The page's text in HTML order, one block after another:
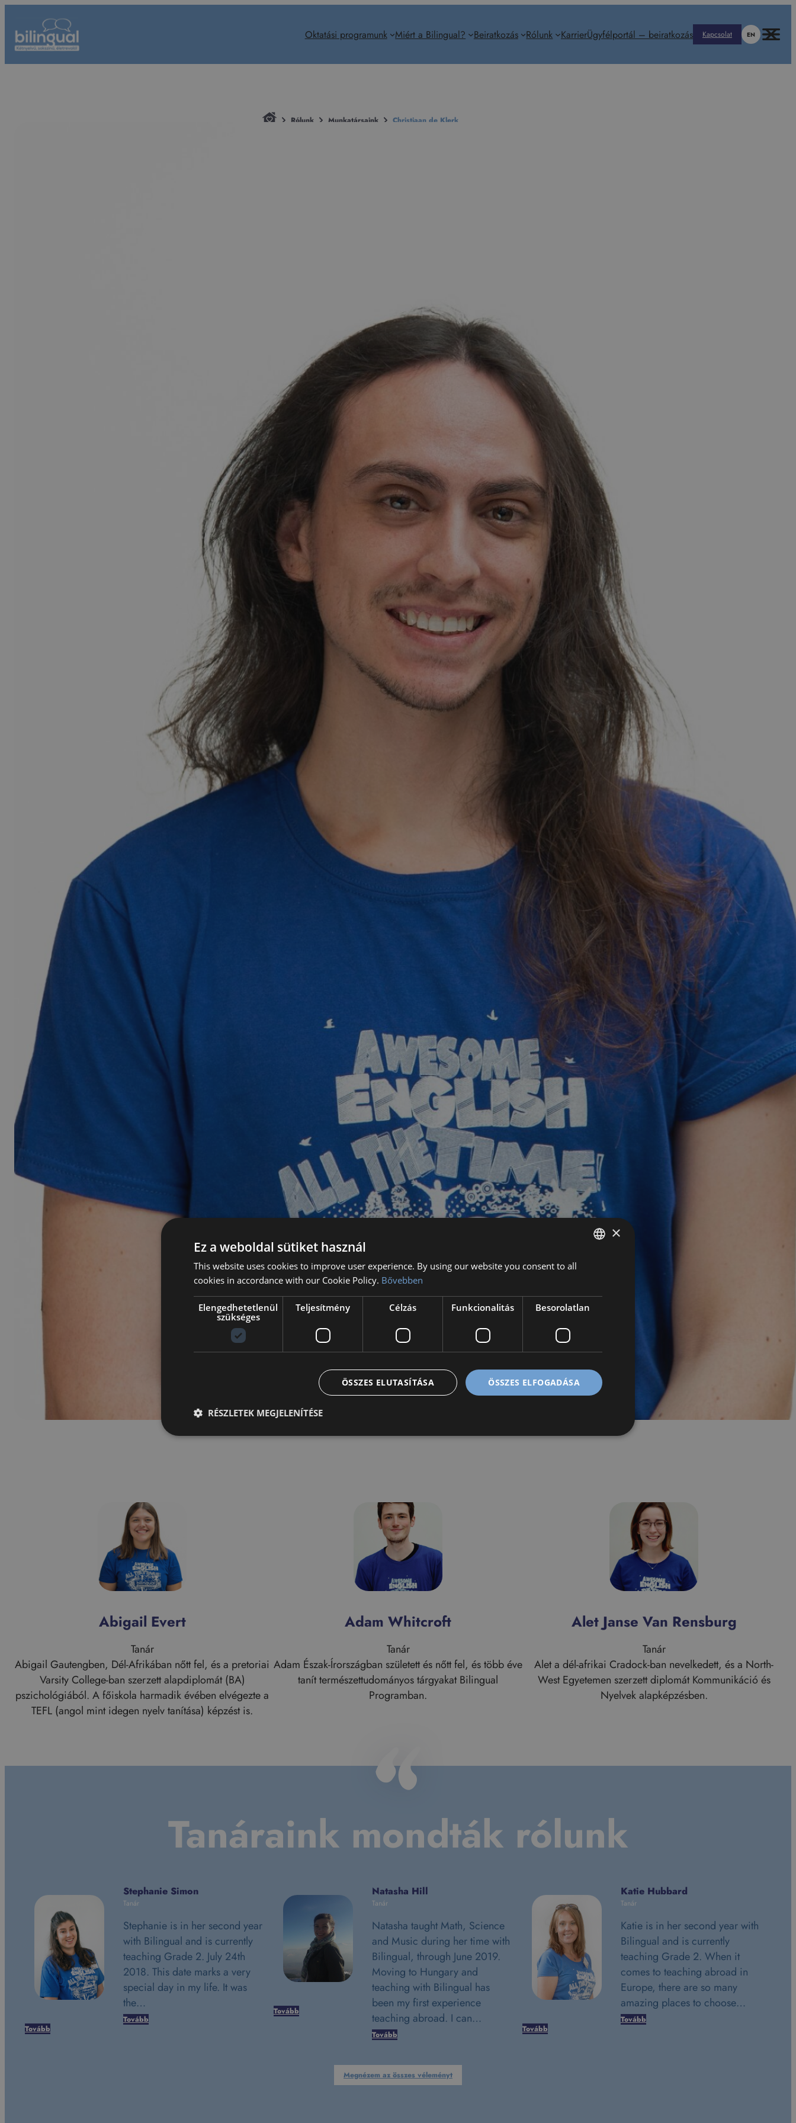
tartalomhoz
Oktatási programunk Miért a Bilingual? Beiratkozás Rólunk KarrierÜgyfélportál – beiratkozás Kapcsolat EN
Rólunk Munkatársaink Christiaan de Klerk
zenék és nyelvek felfedezése. Christiaan tudományos háttere és sokszínű érdeklődési köre gazdagítja tanári
tevékenységét, elősegítve a dinamikus és befogadó osztálytermi környezet kialakulását.
Megosztás Küldés e-mailen
Abigail Evert
Tanár
Abigail Gautengben, Dél-Afrikában nőtt fel, és a pretoriai
Varsity College-ban szerzett alapdiplomát (BA)
pszichológiából. A főiskola harmadik évében elvégezte a
TEFL (angol mint idegen nyelv tanítása) képzést is.
Adam Whitcroft
Tanár
Adam Észak-Írországban született és nőtt fel, és több éve
tanít természettudományos tárgyakat Bilingual
Programban.
Alet Janse Van Rensburg
Tanár
Alet a dél-afrikai Cradock-ban nevelkedett, és a North-
West Egyetemen szerzett diplomát Kommunikáció és
Nyelvek alapképzésben.
Tanáraink mondták rólunk
Tovább
Stephanie Simon
Tanár
Stephanie is in her second year
with Bilingual and is currently
teaching Grade 2. July 24th
2018. This date marks a very
special day in my life. It was
the…
Tovább
Tovább
Natasha Hill
Tanár
Natasha taught Math, Science
and Music during her time with
Bilingual, through June 2019.
Moving to Hungary and
teaching with Bilingual has
been my first experience
teaching abroad. I can…
Tovább
Tovább
Katie Hubbard
Tanár
Katie is in her second year with
Bilingual and is currently
teaching Grade 2. When it
comes to teaching abroad in
Europe, there are so many
amazing places to choose…
Tovább
Megnézem az összes véleményt
HUNGARIAN
×
Ez a weboldal sütiket használ
This website uses cookies to improve user experience. By using our website you consent to all
cookies in accordance with our Cookie Policy. Bővebben
Elengedhetetlenül
szükséges
Teljesítmény Célzás Funkcionalitás Besorolatlan
ÖSSZES ELFOGADÁSA
ÖSSZES ELUTASÍTÁSA
RÉSZLETEK MEGJELENÍTÉSE